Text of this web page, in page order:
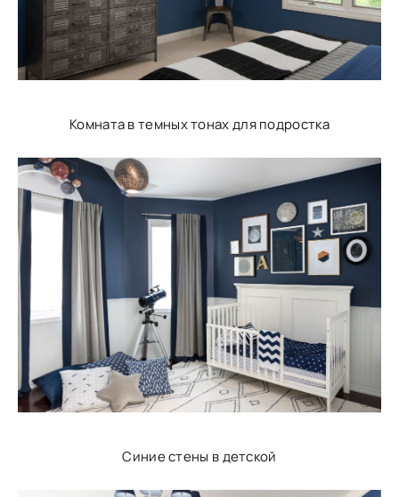
Комната в темных тонах для подростка
Синие стены в детской